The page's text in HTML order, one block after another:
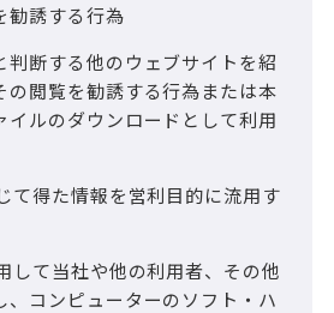
勧誘する行為
判断する他のウェブサイトを紹
の閲覧を勧誘する行為または本
イルのダウンロードとして利用
て得た情報を営利目的に流用す
して当社や他の利用者、その他
、コンピューターのソフト・ハ